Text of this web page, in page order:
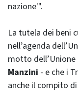
nazione'".
La tutela dei beni
nell’agenda
motto dell’Unione
Manzini - e che i
anche il compito